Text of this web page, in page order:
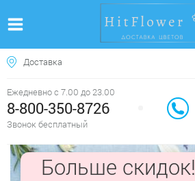
Доставка
Ежедневно с 7.00 до 23.00
8-800-350-8726
Звонок бесплатный
Больше скидок!